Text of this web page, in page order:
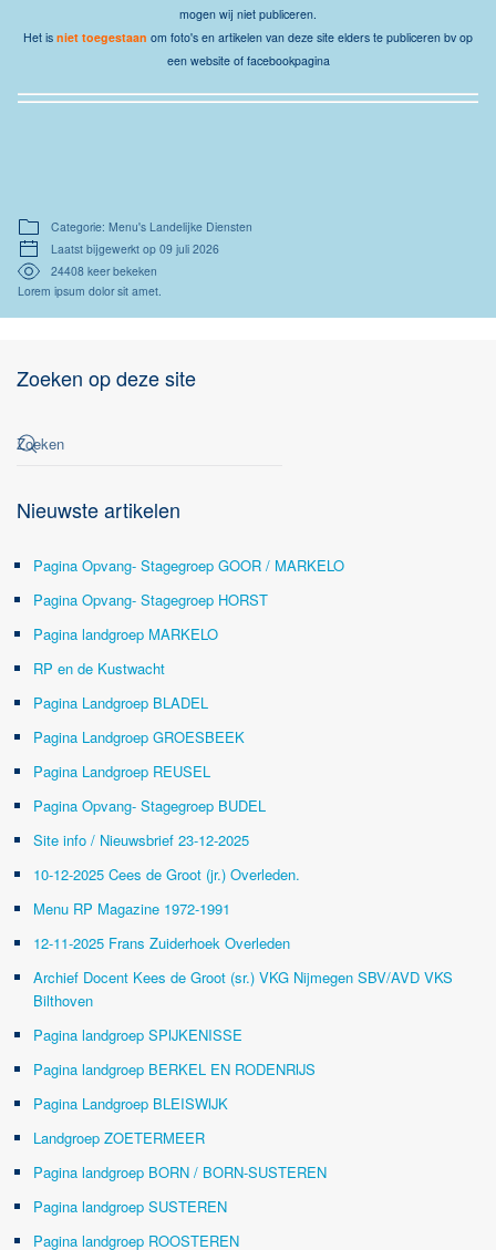
mogen wij niet publiceren.
Het is niet toegestaan om foto's en artikelen van deze site elders te publiceren bv op
een website of facebookpagina
Categorie: Menu's Landelijke Diensten
Laatst bijgewerkt op 09 juli 2026
24408 keer bekeken
Lorem ipsum dolor sit amet.
Zoeken op deze site
Nieuwste artikelen
Pagina Opvang- Stagegroep GOOR / MARKELO
Pagina Opvang- Stagegroep HORST
Pagina landgroep MARKELO
RP en de Kustwacht
Pagina Landgroep BLADEL
Pagina Landgroep GROESBEEK
Pagina Landgroep REUSEL
Pagina Opvang- Stagegroep BUDEL
Site info / Nieuwsbrief 23-12-2025
10-12-2025 Cees de Groot (jr.) Overleden.
Menu RP Magazine 1972-1991
12-11-2025 Frans Zuiderhoek Overleden
Archief Docent Kees de Groot (sr.) VKG Nijmegen SBV/AVD VKS
Bilthoven
Pagina landgroep SPIJKENISSE
Pagina landgroep BERKEL EN RODENRIJS
Pagina Landgroep BLEISWIJK
Landgroep ZOETERMEER
Pagina landgroep BORN / BORN-SUSTEREN
Pagina landgroep SUSTEREN
Pagina landgroep ROOSTEREN